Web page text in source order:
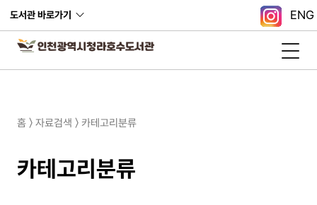
도서관 바로가기 ENG
홈 〉 자료검색 〉 카테고리분류
카테고리분류